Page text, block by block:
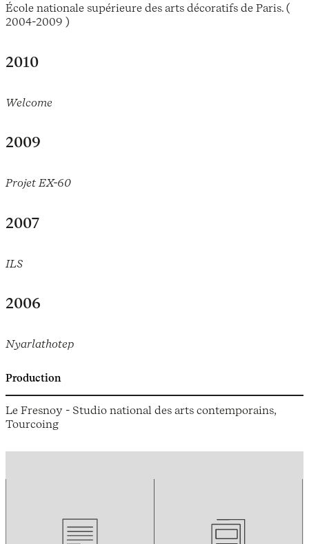
École nationale supérieure des arts décoratifs de Paris. (
2004-2009 )
2010
Welcome
2009
Projet EX-60
2007
ILS
2006
Nyarlathotep
Production
Le Fresnoy - Studio national des arts contemporains,
Tourcoing